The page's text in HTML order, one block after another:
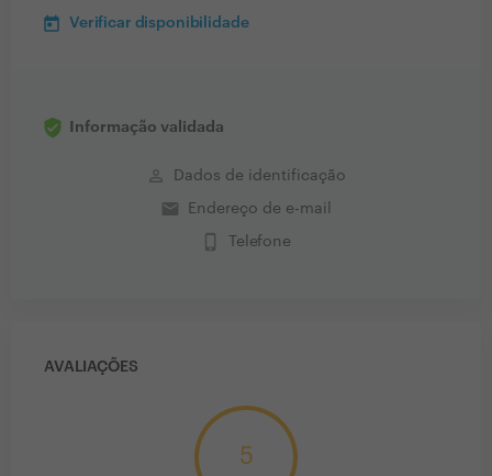
Verificar disponibilidade
Informação validada
perm_identity Dados de identificação
email Endereço de e-mail
phone_iphone Telefone
AVALIAÇÕES
5